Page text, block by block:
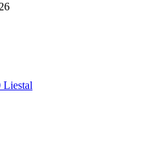
Liestal